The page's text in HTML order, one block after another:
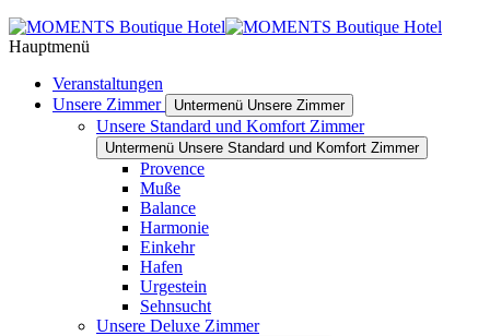
Hauptmenü
Veranstaltungen
Unsere Zimmer
Untermenü Unsere Zimmer
Unsere Standard und Komfort Zimmer
Untermenü Unsere Standard und Komfort Zimmer
Provence
Muße
Balance
Harmonie
Einkehr
Hafen
Urgestein
Sehnsucht
Unsere Deluxe Zimmer